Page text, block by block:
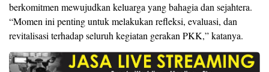
berkomitmen mewujudkan keluarga yang bahagia dan sejahtera.
“Momen ini penting untuk melakukan refleksi, evaluasi, dan
revitalisasi terhadap seluruh kegiatan gerakan PKK,” katanya.